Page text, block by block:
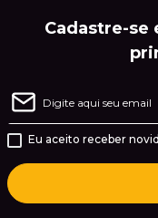
Cadastre-se
Eu aceito receber